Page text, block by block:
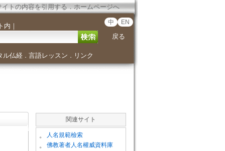
イトの内容を引用する．ホームページへ
内 ｜ 中 EN
戻る
ル仏経． 言語レッスン ． リンク
関連サイト
。 人名規範檢索
。 佛教著者人名權威資料庫